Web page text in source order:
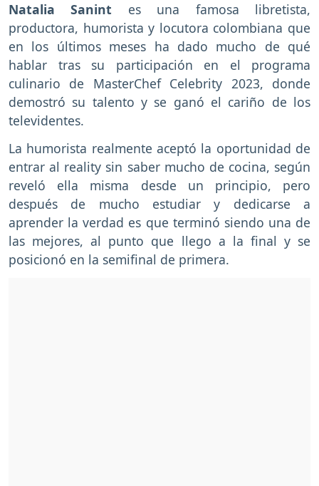
Natalia Sanint es una famosa libretista,
productora, humorista y locutora colombiana que
en los últimos meses ha dado mucho de qué
hablar tras su participación en el programa
culinario de MasterChef Celebrity 2023, donde
demostró su talento y se ganó el cariño de los
televidentes.
La humorista realmente aceptó la oportunidad de
entrar al reality sin saber mucho de cocina, según
reveló ella misma desde un principio, pero
después de mucho estudiar y dedicarse a
aprender la verdad es que terminó siendo una de
las mejores, al punto que llego a la final y se
posicionó en la semifinal de primera.